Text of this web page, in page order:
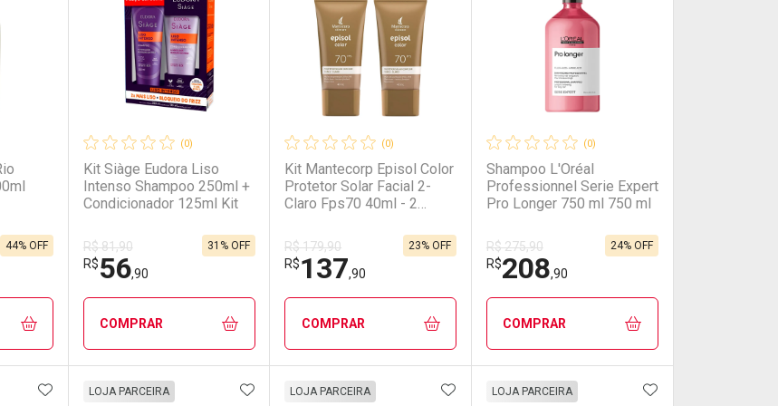
44% OFF
FECHAR
FECHAR
(0)
Kit Siàge Eudora Liso
Intenso Shampoo 250ml +
Condicionador 125ml Kit
R$ 81,90
R$56,90
31% OFF
COMPRAR
FECHAR
FECHAR
(0)
Kit Mantecorp Episol Color
Protetor Solar Facial 2-
Claro Fps70 40ml - 2
R$ 179,90
R$137,90
23% OFF
COMPRAR
FECHAR
FECHAR
(0)
Shampoo L'Oréal
Professionnel Serie Expert
Pro Longer 750 ml 750 ml
R$ 275,90
R$208,90
24% OFF
COMPRAR
ADICIONAR AOS FAVORITOS
LOJA PARCEIRA ADICIONAR AOS FAVORITOS
LOJA PARCEIRA ADICIONAR AOS FAVORITOS
LOJA PARCEIRA ADICIONAR AOS